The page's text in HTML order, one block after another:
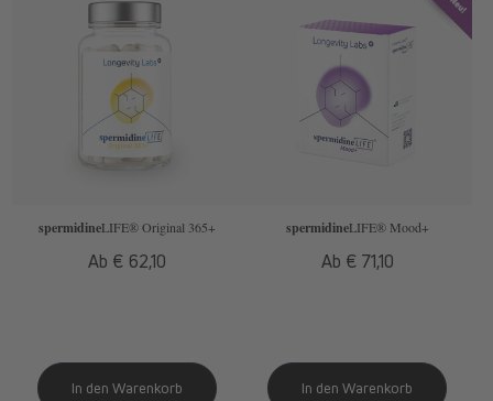
spermidineLIFE® Original 365+
Normaler
Ab € 62,10
spermidineLIFE® Mood+
Normaler
Ab € 71,10